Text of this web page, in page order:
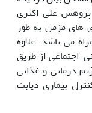
مطابق با پژوهش علی اکبری
به بیماری های مزمن به طور
می باشد. علاوه
اجتماعی از طریق
درمانی و غذایی
بیماری دیابت